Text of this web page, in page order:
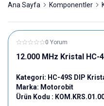
Ana Sayfa Komponentler
0 Yorum
12.000 MHz Kristal HC-
Kategori: HC-49S DIP
Marka: Motorobit
Ürün Kodu :